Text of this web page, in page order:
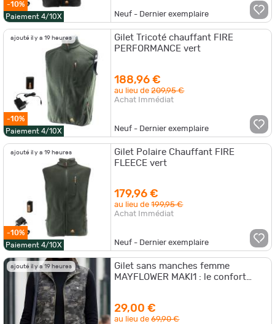
-10%
Paiement 4/10X
Neuf - Dernier exemplaire
ajouté il y a 19 heures
-10%
Paiement 4/10X
Gilet Tricoté chauffant FIRE
PERFORMANCE vert
188,96 €
au lieu de209,95 €
Achat Immédiat
Neuf - Dernier exemplaire
ajouté il y a 19 heures
-10%
Paiement 4/10X
Gilet Polaire Chauffant FIRE
FLEECE vert
179,96 €
au lieu de199,95 €
Achat Immédiat
Neuf - Dernier exemplaire
ajouté il y a 19 heures
Gilet sans manches femme
MAYFLOWER MAKI1 : le confort
29,00 €
au lieu de69,90 €